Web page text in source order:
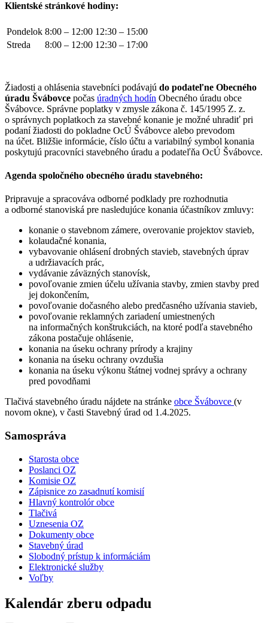
Klientské stránkové hodiny:
Pondelok 8:00 – 12:00 12:30 – 15:00
Streda
8:00 – 12:00 12:30 – 17:00
Žiadosti a ohlásenia stavebníci podávajú do podateľne Obecného
úradu Švábovce počas úradných hodín Obecného úradu obce
Švábovce. Správne poplatky v zmysle zákona č. 145/1995 Z. z.
o správnych poplatkoch za stavebné konanie je možné uhradiť pri
podaní žiadosti do pokladne OcÚ Švábovce alebo prevodom
na účet. Bližšie informácie, číslo účtu a variabilný symbol konania
poskytujú pracovníci stavebného úradu a podateľňa OcÚ Švábovce.
Agenda spoločného obecného úradu stavebného:
Pripravuje a spracováva odborné podklady pre rozhodnutia
a odborné stanoviská pre nasledujúce konania účastníkov zmluvy:
konanie o stavebnom zámere, overovanie projektov stavieb,
kolaudačné konania,
vybavovanie ohlásení drobných stavieb, stavebných úprav
a udržiavacích prác,
vydávanie záväzných stanovísk,
povoľovanie zmien účelu užívania stavby, zmien stavby pred
jej dokončením,
povoľovanie dočasného alebo predčasného užívania stavieb,
povoľovanie reklamných zariadení umiestnených
na informačných konštrukciách, na ktoré podľa stavebného
zákona postačuje ohlásenie,
konania na úseku ochrany prírody a krajiny
konania na úseku ochrany ovzdušia
konania na úseku výkonu štátnej vodnej správy a ochrany
pred povodňami
Tlačivá stavebného úradu nájdete na stránke obce Švábovce (v
novom okne), v časti Stavebný úrad od 1.4.2025.
Samospráva
Starosta obce
Poslanci OZ
Komisie OZ
Zápisnice zo zasadnutí komisií
Hlavný kontrolór obce
Tlačivá
Uznesenia OZ
Dokumenty obce
Stavebný úrad
Slobodný prístup k informáciám
Elektronické služby
Voľby
Kalendár zberu odpadu